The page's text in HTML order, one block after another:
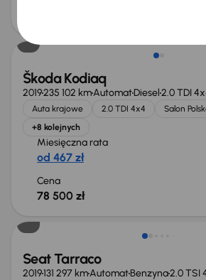
Škoda Kodiaq
2019235 102 kmAutomatDiesel2.0 TDI
Auta krajowe 2.0 TDI 4x4 Salon
+8 kolejnych
Miesięczna rata
od 467 zł
Cena
78 500 zł
Możliwość odliczenia VAT
Seat Tarraco
2019131 297 kmAutomatBenzyna2.0 TSI